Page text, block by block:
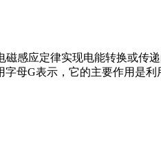
磁感应定律实现电能转换或
母G表示，它的主要作用是利